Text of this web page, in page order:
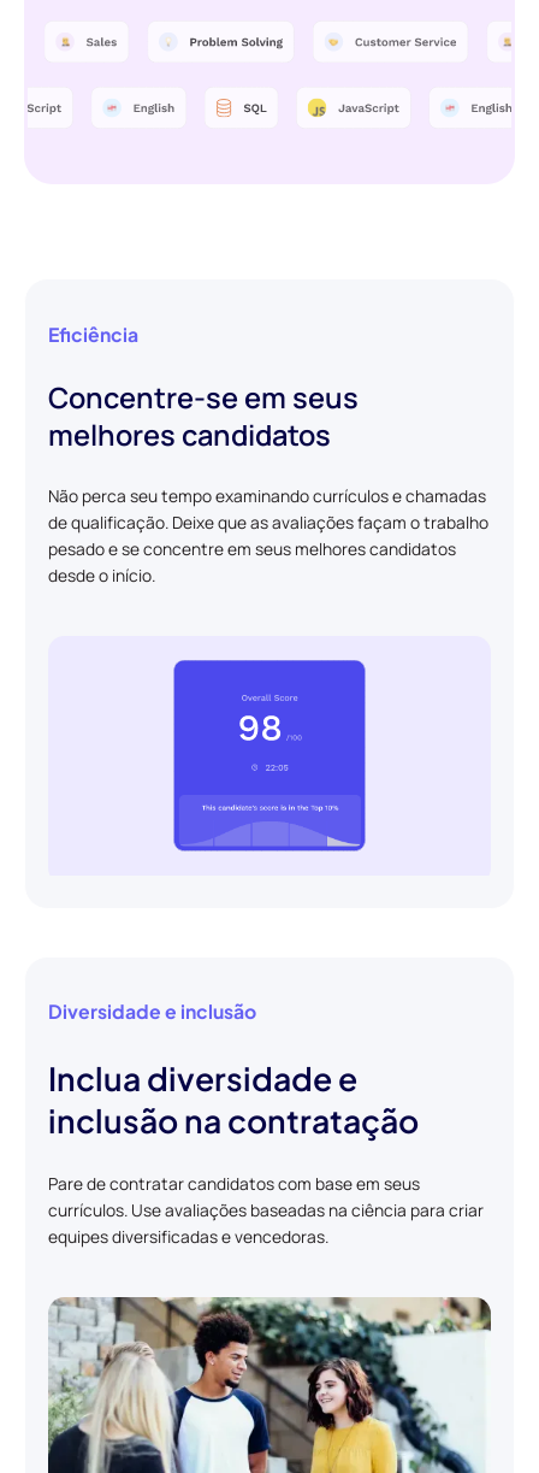
Eficiência
Concentre-se em seus
melhores candidatos
Não perca seu tempo examinando currículos e chamadas
de qualificação. Deixe que as avaliações façam o trabalho
pesado e se concentre em seus melhores candidatos
desde o início.
Diversidade e inclusão
Inclua diversidade e
inclusão na contratação
Pare de contratar candidatos com base em seus
currículos. Use avaliações baseadas na ciência para criar
equipes diversificadas e vencedoras.